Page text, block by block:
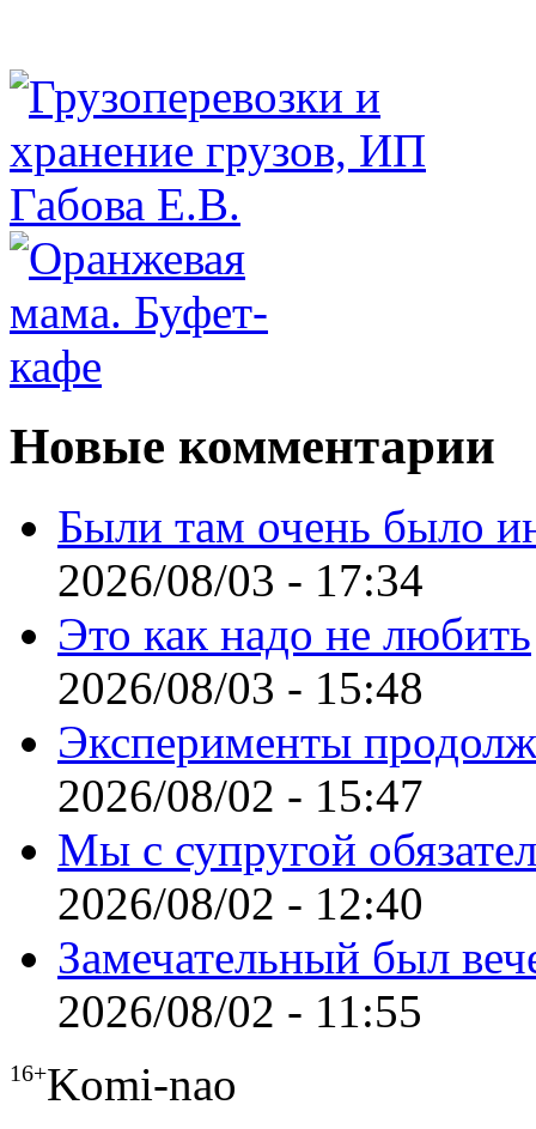
Новые комментарии
Были там очень было
2026/08/03 - 17:34
Это как надо не любить
2026/08/03 - 15:48
Эксперименты
2026/08/02 - 15:47
Мы с супругой
2026/08/02 - 12:40
Замечательный был
2026/08/02 - 11:55
16+Komi-nao